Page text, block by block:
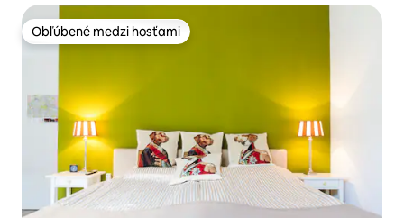
Obľúbené medzi hosťami
Obľúbené medzi hosťami